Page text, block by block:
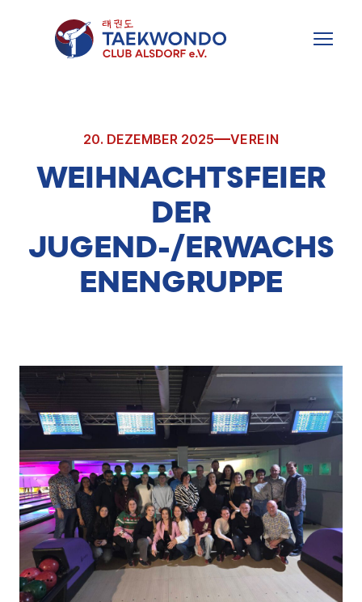
MENU
20. DEZEMBER 2025 VEREIN
WEIHNACHTSFEIER
DER
JUGEND-/ERWACHS
ENENGRUPPE